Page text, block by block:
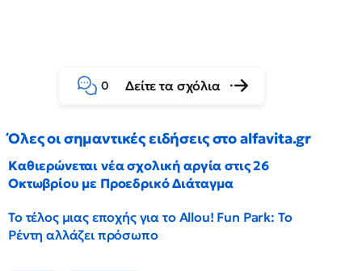
0 Δείτε τα σχόλια
Όλες οι σημαντικές ειδήσεις στο alfavita.gr
Καθιερώνεται νέα σχολική αργία στις 26
Οκτωβρίου με Προεδρικό Διάταγμα
Το τέλος μιας εποχής για το Allou! Fun Park: Το
Ρέντη αλλάζει πρόσωπο